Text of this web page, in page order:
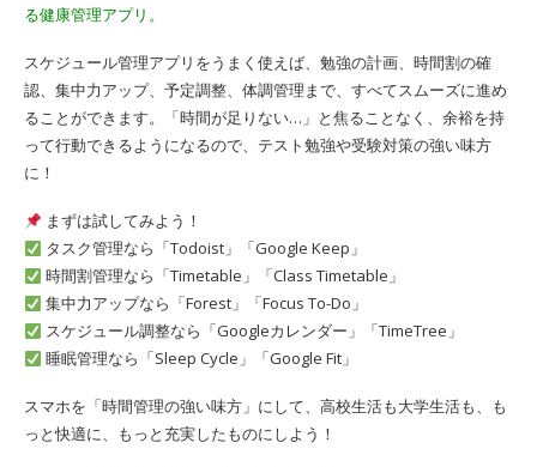
る健康管理アプリ。
スケジュール管理アプリをうまく使えば、勉強の計画、時間割の確
認、集中力アップ、予定調整、体調管理まで、すべてスムーズに進め
ることができます。「時間が足りない…」と焦ることなく、余裕を持
って行動できるようになるので、テスト勉強や受験対策の強い味方
に！
まずは試してみよう！
タスク管理なら「Todoist」「Google Keep」
時間割管理なら「Timetable」「Class Timetable」
集中力アップなら「Forest」「Focus To-Do」
スケジュール調整なら「Googleカレンダー」「TimeTree」
睡眠管理なら「Sleep Cycle」「Google Fit」
スマホを「時間管理の強い味方」にして、高校生活も大学生活も、も
っと快適に、もっと充実したものにしよう！